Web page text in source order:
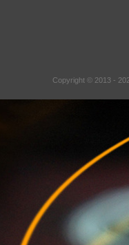
Copyright © 2013 -